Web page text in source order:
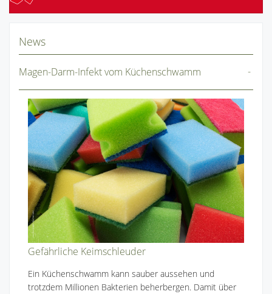
News
Magen-Darm-Infekt vom Küchenschwamm
Gefährliche Keimschleuder
Ein Küchenschwamm kann sauber aussehen und
trotzdem Millionen Bakterien beherbergen. Damit über